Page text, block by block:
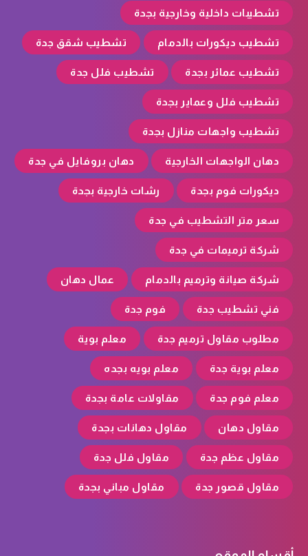
تشطيبات داخلية وخارجية بجدة
تشطيب ديكورات بالدمام تشطيب شقق جدة
تشطيب عمائر بجدة تشطيب فلل جدة
تشطيب فلل وعماير بجدة
تشطيب واجهات منازل بجدة
دهان الواجهات الخارجية دهان بروفايل في جدة
ديكورات فوم بجدة رشات خارجية بجدة
سعر متر التشطيب في جدة
شركة ترميمات في جدة
شركة صيانة وترميم بالدمام عمال دهان
فني تشطيب جدة فوم جدة
مطلوب مقاول ترميم جدة معلم بوية
معلم بوية جدة معلم بويه بجده
معلم فوم جدة مقاولات عامة بجدة
مقاول دهان مقاول دهانات بجدة
مقاول عظم جدة مقاول فلل جدة
مقاول قصور جدة مقاول مباني بجدة